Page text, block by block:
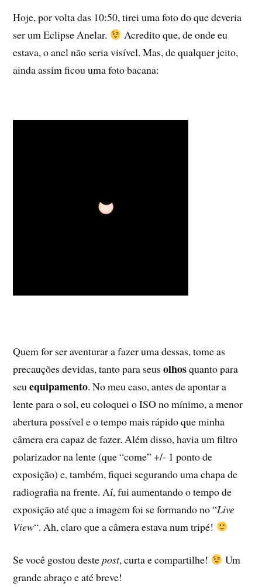
Hoje, por volta das 10:50, tirei uma foto do que deveria
ser um Eclipse Anelar.
Acredito que, de onde eu
estava, o anel não seria visível. Mas, de qualquer jeito,
ainda assim ficou uma foto bacana:
Quem for ser aventurar a fazer uma dessas, tome as
precauções devidas, tanto para seusolhosquanto para
seuequipamento. No meu caso, antes de apontar a
lente para o sol, eu coloquei o ISO no mínimo, a menor
abertura possível e o tempo mais rápido que minha
câmera era capaz de fazer. Além disso, havia um filtro
polarizador na lente (que “come” +/- 1 ponto de
exposição) e, também, fiquei segurando uma chapa de
radiografia na frente. Aí, fui aumentando o tempo de
exposição até que a imagem foi se formando no “Live
View“. Ah, claro que a câmera estava num tripé!
Se você gostou destepost, curta e compartilhe!
Um
grande abraço e até breve!